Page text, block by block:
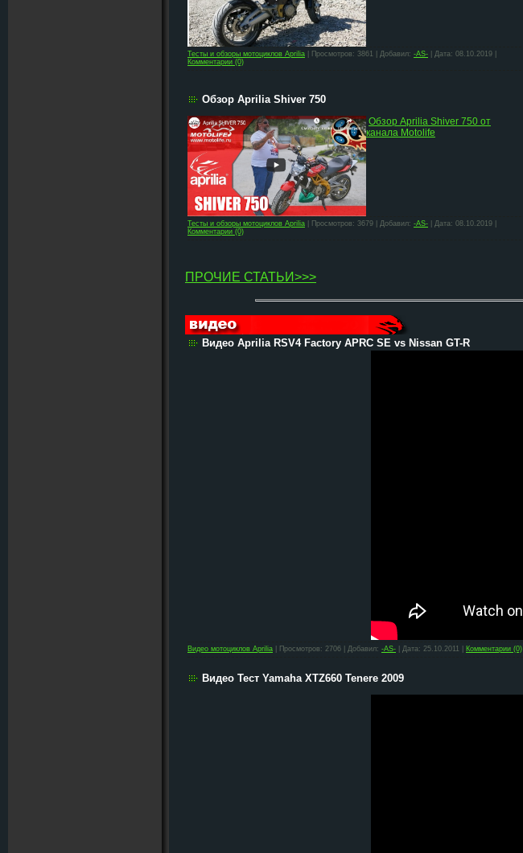
Тесты и обзоры мотоциклов Aprilia | Просмотров: 3861 | Добавил: -AS- | Дата: 08.10.2019
Комментарии (0)
Обзор Aprilia Shiver 750
Обзор Aprilia Shiver 750 от
канала Motolife
Тесты и обзоры мотоциклов Aprilia | Просмотров: 3679 | Добавил: -AS- | Дата: 08.10.2019
Комментарии (0)
ПРОЧИЕ СТАТЬИ>>>
Видео Aprilia RSV4 Factory APRC SE vs Nissan GT-R
Видео мотоциклов Aprilia | Просмотров: 2706 | Добавил: -AS- | Дата: 25.10.2011 Комментарии (0)
Видео Тест Yamaha XTZ660 Tenere 2009